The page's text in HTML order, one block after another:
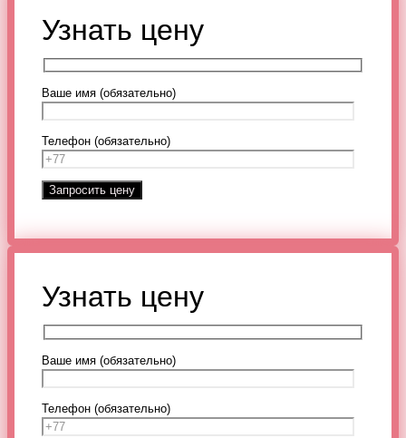
Узнать цену
Ваше имя (обязательно)
Телефон (обязательно)
Узнать цену
Ваше имя (обязательно)
Телефон (обязательно)